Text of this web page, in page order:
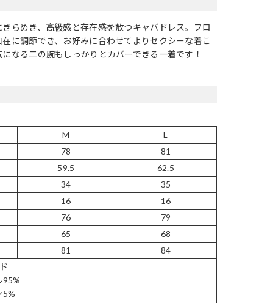
らめき、高級感と存在感を放つキャバドレス。フロ
に調節でき、お好みに合わせてよりセクシーな着こ
なる二の腕もしっかりとカバーできる一着です！
M
L
78
81
59.5
62.5
34
35
16
16
76
79
65
68
81
84
95%
5%